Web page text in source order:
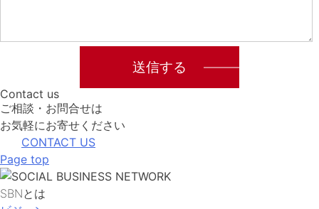
Contact us
ご相談・お問合せは
お気軽にお寄せください
CONTACT US
Page top
SBNとは